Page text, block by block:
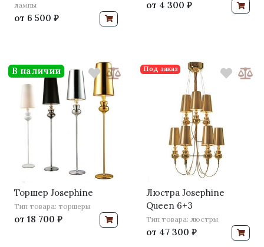
лампы
от 6 500 ₽
от 4 300 ₽
Торшер Josephine
Тип товара: торшеры
от 18 700 ₽
В наличии
Люстра Josephine
Queen 6+3
Тип товара: люстры
от 47 300 ₽
Под заказ